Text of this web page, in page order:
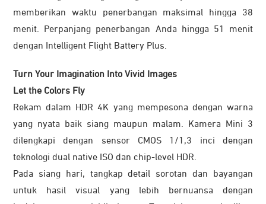
memberikan waktu penerbangan maksimal hingga 38
menit. Perpanjang penerbangan Anda hingga 51 menit
dengan Intelligent Flight Battery Plus.
Turn Your Imagination Into Vivid Images
Let the Colors Fly
Rekam dalam HDR 4K yang mempesona dengan warna
yang nyata baik siang maupun malam. Kamera Mini 3
dilengkapi dengan sensor CMOS 1/1,3 inci dengan
teknologi dual native ISO dan chip-level HDR.
Pada siang hari, tangkap detail sorotan dan bayangan
untuk hasil visual yang lebih bernuansa dengan